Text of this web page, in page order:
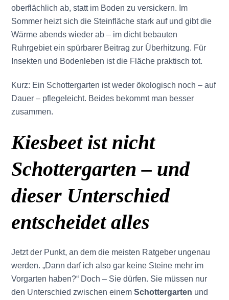
oberflächlich ab, statt im Boden zu versickern. Im
Sommer heizt sich die Steinfläche stark auf und gibt die
Wärme abends wieder ab – im dicht bebauten
Ruhrgebiet ein spürbarer Beitrag zur Überhitzung. Für
Insekten und Bodenleben ist die Fläche praktisch tot.
Kurz: Ein Schottergarten ist weder ökologisch noch – auf
Dauer – pflegeleicht. Beides bekommt man besser
zusammen.
Kiesbeet ist nicht
Schottergarten – und
dieser Unterschied
entscheidet alles
Jetzt der Punkt, an dem die meisten Ratgeber ungenau
werden. „Dann darf ich also gar keine Steine mehr im
Vorgarten haben?“ Doch – Sie dürfen. Sie müssen nur
den Unterschied zwischen einemSchottergarten und